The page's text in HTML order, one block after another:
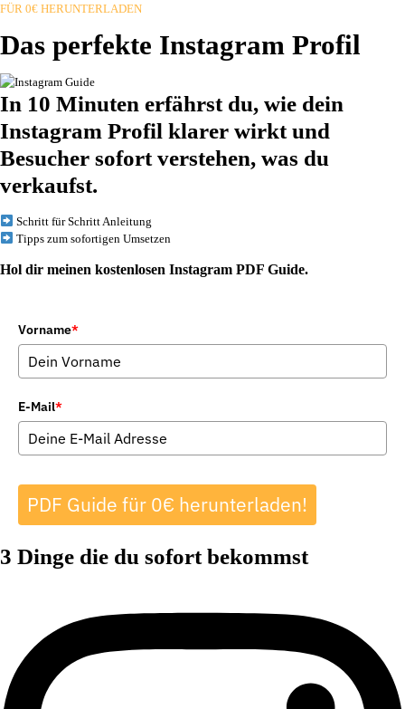
FÜR 0€ HERUNTERLADEN
Das perfekte Instagram Profil
In 10 Minuten erfährst du, wie dein
Instagram Profil klarer wirkt und
Besucher sofort verstehen, was du
verkaufst.
Schritt für Schritt Anleitung
Tipps zum sofortigen Umsetzen
Hol dir meinen kostenlosen Instagram PDF Guide.
Vorname*
E-Mail*
PDF Guide für 0€ herunterladen!
3 Dinge die du sofort bekommst